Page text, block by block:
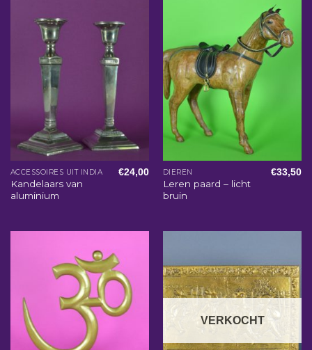
ACCESSOIRES UIT INDIA
Kandelaars van
aluminium
€24,00 DIEREN
Leren paard – licht
bruin
€33,50
VERKOCHT